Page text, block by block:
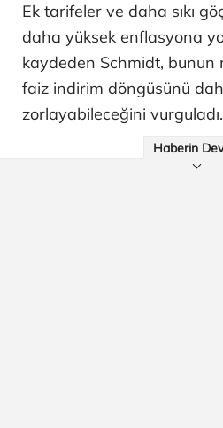
Ek tarifeler ve daha sıkı
daha yüksek enflasyona
kaydeden Schmidt, bunun
faiz indirim döngüsünü
zorlayabileceğini vurguladı.
Haberin